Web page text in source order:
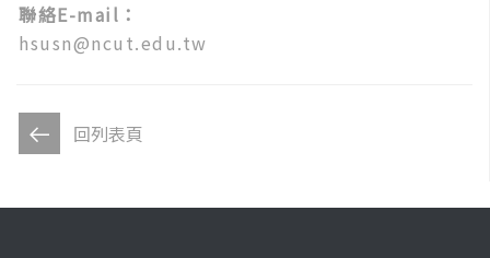
聯絡E-mail：
hsusn@ncut.edu.tw
回列表頁